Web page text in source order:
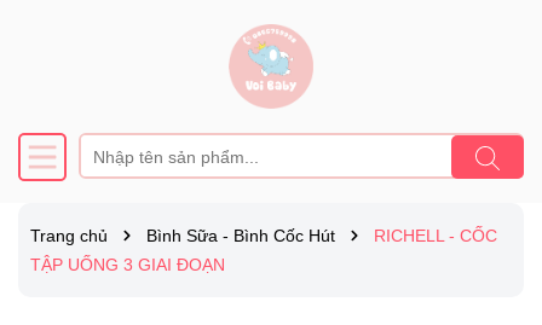
Trang chủ Bình Sữa - Bình Cốc Hút
RICHELL - CỐC
TẬP UỐNG 3 GIAI ĐOẠN